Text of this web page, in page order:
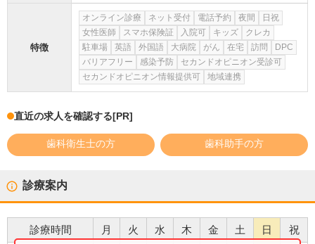
特徴
オンライン診療 ネット受付 電話予約 夜間
日祝
女性医師
スマホ保険証 入院可 キッズ
クレカ
駐車場
英語 外国語 大病院 がん 在宅 訪問
DPC
バリアフリー
感染予防
セカンドオピニオン受診可
セカンドオピニオン情報提供可
地域連携
直近の求人を確認する[PR]
歯科衛生士の方 歯科助手の方
診療案内
診療時間 月 火 水 木 金 土 日 祝